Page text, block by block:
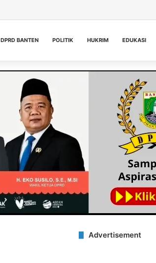
DPRD BANTEN POLITIK HUKRIM EDUKASI
Advertisement